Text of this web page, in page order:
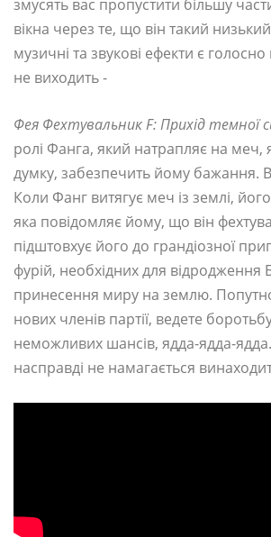
змусять вас пропустити більшу
вікна через те, що він такий
музичні та звукові ефекти є
не виходить -
Фея Фехтувальник F: Прихід темної
ролі Фанга, який натрапляє на меч,
думку, забезпечить йому бажання.
Коли Фанг витягує меч із землі,
яка повідомляє йому, що він
підштовхує його до грандіозної
фурій, необхідних для відродження
принесення миру на землю. Попутно
нових членів партії, ведете
неможливих шансів, ядда-ядда-ядда.
насправді не намагається